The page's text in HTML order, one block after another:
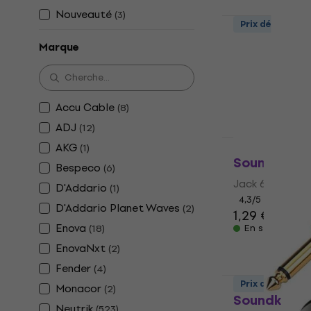
Nouveauté (3)
Marque
Accu Cable (8)
ADJ (12)
AKG (1)
Bespeco (6)
D'Addario (1)
D'Addario Planet Waves (2)
Enova (18)
EnovaNxt (2)
Fender (4)
Monacor (2)
Prix dégressifs
Soundking
Jack 6,3 mm
4,3/5
1,29 €
En stock
Soundking
Prix dégressifs